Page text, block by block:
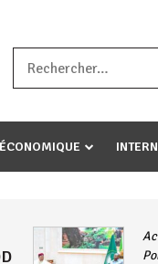
umariye